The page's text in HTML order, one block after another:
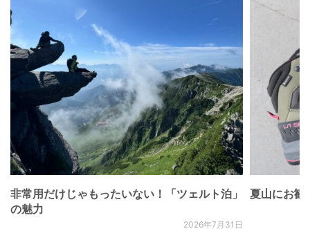
非常用だけじゃもったいない！「ツェルト泊」
の魅力
2026年7月31日
夏山にお